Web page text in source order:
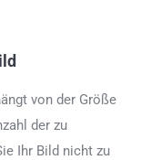
von der Größe
der zu
Ihr Bild nicht zu